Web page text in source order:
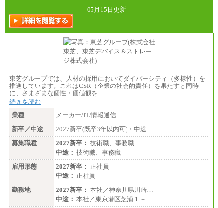
05月15日更新
東芝グループでは、人材の採用においてダイバーシティ（多様性）を
推進しています。これはCSR（企業の社会的責任）を果たすと同時
に、さまざまな個性・価値観を…
続きを読む
業種
メーカー/IT/情報通信
新卒／中途
2027新卒(既卒3年以内可)・中途
募集職種
2027新卒： 技術職、事務職
中途： 技術職、事務職
雇用形態
2027新卒： 正社員
中途： 正社員
勤務地
2027新卒： 本社／神奈川県川崎…
中途： 本社／東京港区芝浦１－…